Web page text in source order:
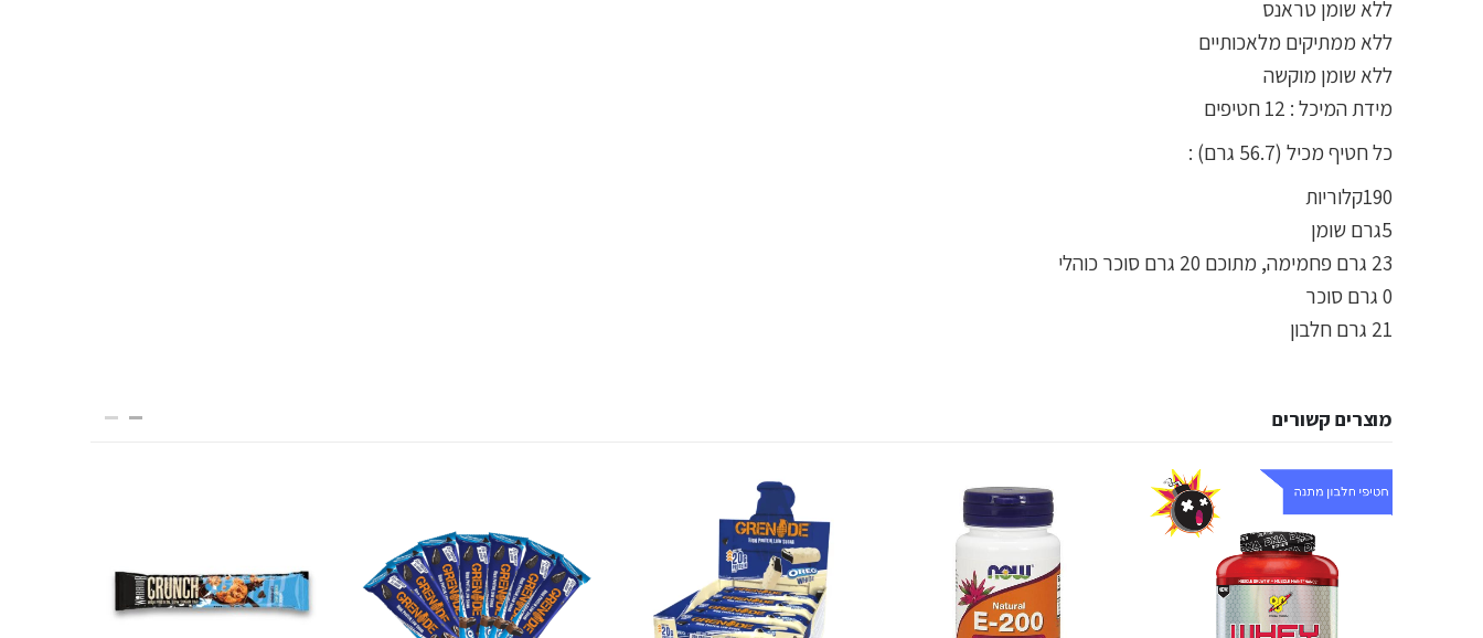
ללא שומן טראנס
ללא ממתיקים מלאכותיים
ללא שומן מוקשה
מידת המיכל : 12 חטיפים
כל חטיף מכיל (56.7 גרם) :
190קלוריות
5גרם שומן
23 גרם פחמימה, מתוכם 20 גרם סוכר כוהלי
0 גרם סוכר
21 גרם חלבון
מוצרים קשורים